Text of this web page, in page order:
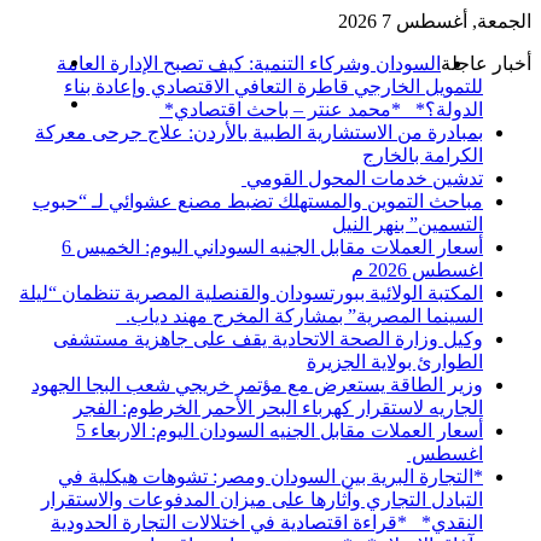
الجمعة, أغسطس 7 2026
أخبار عاجلة السودان وشركاء التنمية: كيف تصبح الإدارة العامة
للتمويل الخارجي قاطرة التعافي الاقتصادي وإعادة بناء
الدولة؟* *محمد عنتر – باحث اقتصادي*
بمبادرة من الاستشارية الطبية بالأردن: علاج جرحى معركة
الكرامة بالخارج
تدشين خدمات المحول القومي
مباحث التموين والمستهلك تضبط مصنع عشوائي لـ “حبوب
التسمين” بنهر النيل
أسعار العملات مقابل الجنيه السوداني اليوم: الخميس 6
اغسطس 2026 م
المكتبة الولائية ببورتسودان والقنصلية المصرية تنظمان “ليلة
السينما المصرية” بمشاركة المخرج مهند دياب. ​
وكيل وزارة الصحة الاتحادية يقف على جاهزية مستشفى
الطوارئ بولاية الجزيرة
وزير الطاقة يستعرض مع مؤتمر خريجي شعب البجا الجهود
الجاريه لاستقرار كهرباء البحر الأحمر الخرطوم: الفجر
أسعار العملات مقابل الجنيه السودان اليوم: الاربعاء 5
اغسطس
*التجارة البرية بين السودان ومصر: تشوهات هيكلية في
التبادل التجاري وآثارها على ميزان المدفوعات والاستقرار
النقدي* *قراءة اقتصادية في اختلالات التجارة الحدودية
القائمة
عن